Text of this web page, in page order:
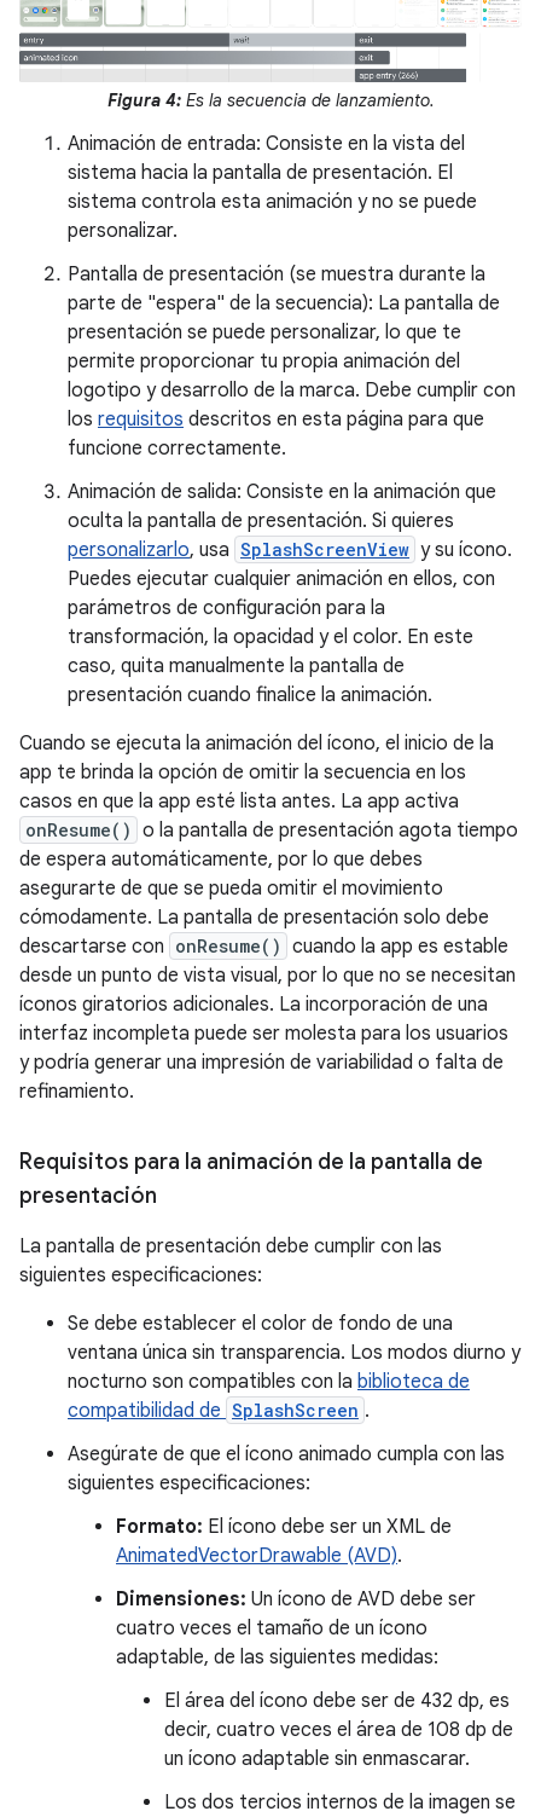
Figura 4:Es la secuencia de lanzamiento.
Animación de entrada: Consiste en la vista del
sistema hacia la pantalla de presentación. El
sistema controla esta animación y no se puede
personalizar.
Pantalla de presentación (se muestra durante la
parte de "espera" de la secuencia): La pantalla de
presentación se puede personalizar, lo que te
permite proporcionar tu propia animación del
logotipo y desarrollo de la marca. Debe cumplir con
los requisitos descritos en esta página para que
funcione correctamente.
Animación de salida: Consiste en la animación que
oculta la pantalla de presentación. Si quieres
personalizarlo, usa SplashScreenView y su ícono.
Puedes ejecutar cualquier animación en ellos, con
parámetros de configuración para la
transformación, la opacidad y el color. En este
caso, quita manualmente la pantalla de
presentación cuando finalice la animación.
Cuando se ejecuta la animación del ícono, el inicio de la
app te brinda la opción de omitir la secuencia en los
casos en que la app esté lista antes. La app activa
onResume() o la pantalla de presentación agota tiempo
de espera automáticamente, por lo que debes
asegurarte de que se pueda omitir el movimiento
cómodamente. La pantalla de presentación solo debe
descartarse con onResume() cuando la app es estable
desde un punto de vista visual, por lo que no se necesitan
íconos giratorios adicionales. La incorporación de una
interfaz incompleta puede ser molesta para los usuarios
y podría generar una impresión de variabilidad o falta de
refinamiento.
Requisitos para la animación de la pantalla de
presentación
La pantalla de presentación debe cumplir con las
siguientes especificaciones:
Se debe establecer el color de fondo de una
ventana única sin transparencia. Los modos diurno y
nocturno son compatibles con la biblioteca de
compatibilidad de SplashScreen .
Asegúrate de que el ícono animado cumpla con las
siguientes especificaciones:
Formato: El ícono debe ser un XML de
AnimatedVectorDrawable (AVD).
Dimensiones: Un ícono de AVD debe ser
cuatro veces el tamaño de un ícono
adaptable, de las siguientes medidas:
El área del ícono debe ser de 432 dp, es
decir, cuatro veces el área de 108 dp de
un ícono adaptable sin enmascarar.
Los dos tercios internos de la imagen se